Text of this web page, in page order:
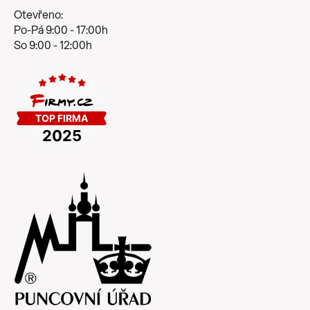
Otevřeno:
Po-Pá 9:00 - 17:00h
So 9:00 - 12:00h